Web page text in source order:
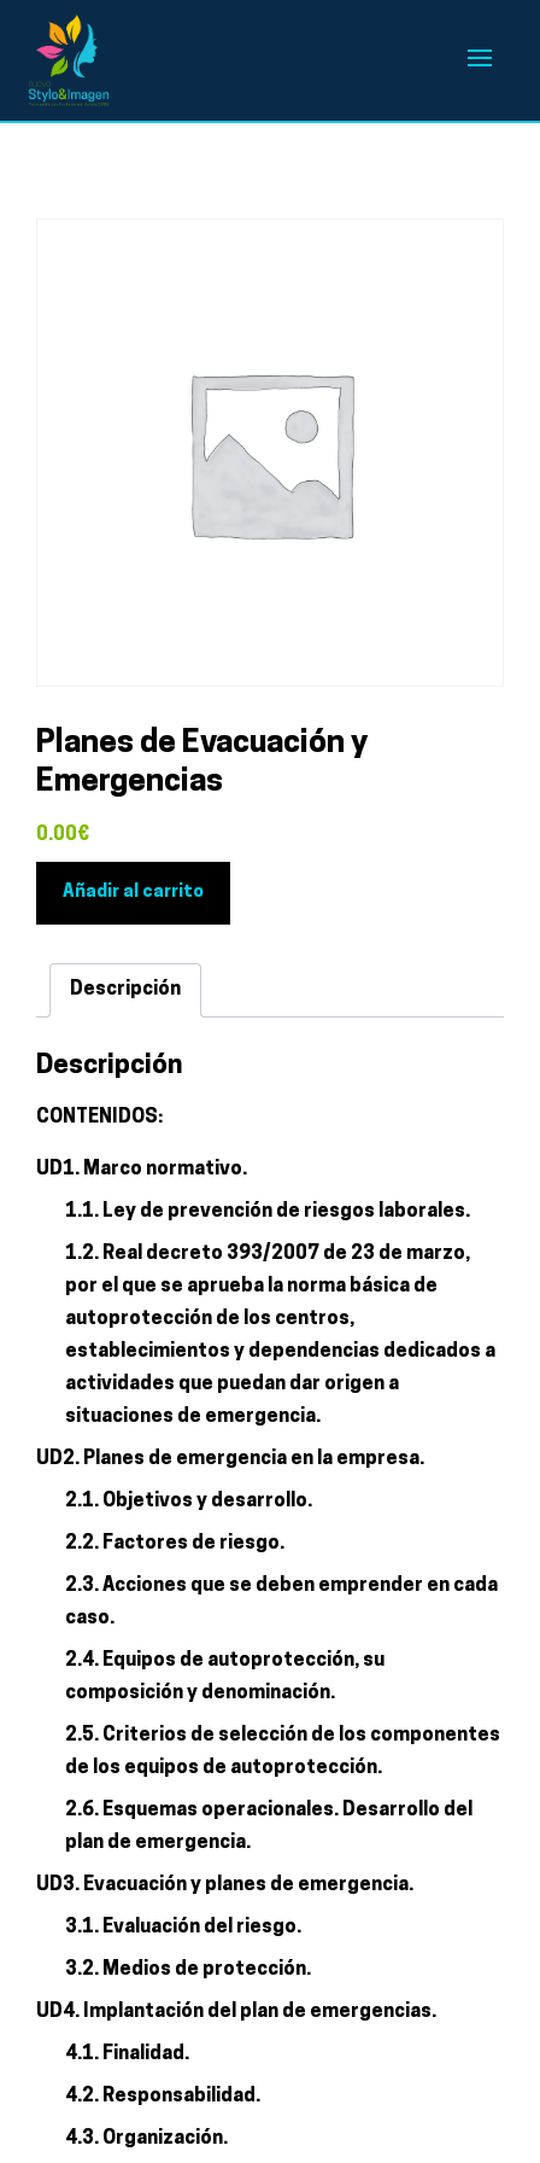
Planes de Evacuación y
Emergencias
0.00€
Añadir al carrito
Descripción
Descripción
CONTENIDOS:
UD1. Marco normativo.
1.1. Ley de prevención de riesgos laborales.
1.2. Real decreto 393/2007 de 23 de marzo,
por el que se aprueba la norma básica de
autoprotección de los centros,
establecimientos y dependencias dedicados a
actividades que puedan dar origen a
situaciones de emergencia.
UD2. Planes de emergencia en la empresa.
2.1. Objetivos y desarrollo.
2.2. Factores de riesgo.
2.3. Acciones que se deben emprender en cada
caso.
2.4. Equipos de autoprotección, su
composición y denominación.
2.5. Criterios de selección de los componentes
de los equipos de autoprotección.
2.6. Esquemas operacionales. Desarrollo del
plan de emergencia.
UD3. Evacuación y planes de emergencia.
3.1. Evaluación del riesgo.
3.2. Medios de protección.
UD4. Implantación del plan de emergencias.
4.1. Finalidad.
4.2. Responsabilidad.
4.3. Organización.